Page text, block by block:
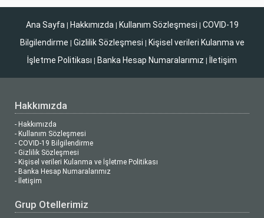
Ana Sayfa | Hakkımızda | Kullanım Sözleşmesi | COVID-19
Bilgilendirme | Gizlilik Sözleşmesi | Kişisel verileri Kulanma ve
İşletme Politikası | Banka Hesap Numaralarımız | İletişim
Hakkımızda
- Hakkımızda
- Kullanım Sözleşmesi
- COVID-19 Bilgilendirme
- Gizlilik Sözleşmesi
- Kişisel verileri Kulanma ve İşletme Politikası
- Banka Hesap Numaralarımız
- İletişim
Grup Otellerimiz